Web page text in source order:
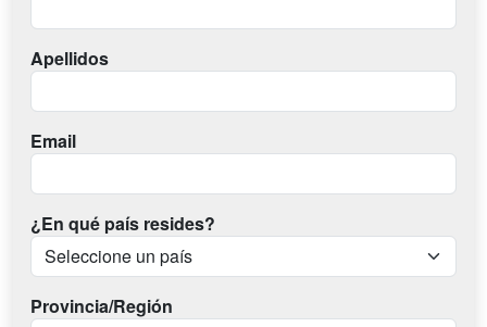
Apellidos
Email
¿En qué país resides?
Provincia/Región